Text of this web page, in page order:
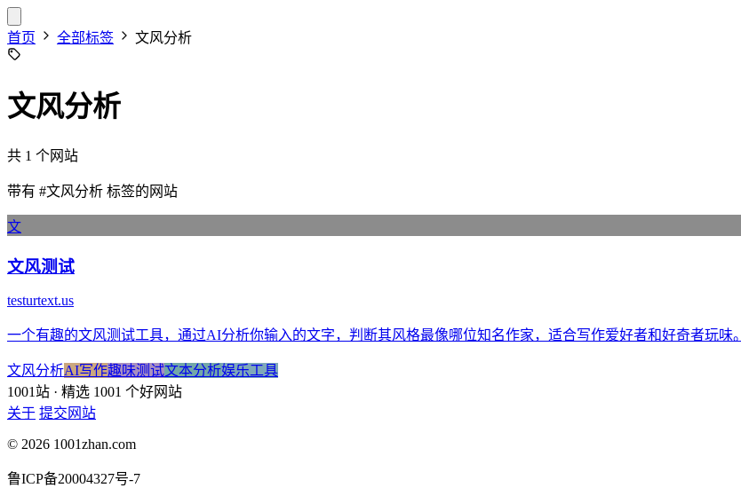
首页 全部标签 文风分析
文风分析
共 1 个网站
带有 #文风分析 标签的网站
文
文风测试
testurtext.us
一个有趣的文风测试工具，通过AI分析你输入的文字，判断其风格最像哪位知名作家，适合写作爱好者和好奇者玩味。
文风分析AI写作趣味测试文本分析娱乐工具
1001站 · 精选 1001 个好网站
关于 提交网站
© 2026 1001zhan.com
鲁ICP备20004327号-7